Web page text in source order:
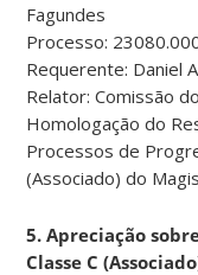
Fagundes
Processo:
Requerente: Daniel
Relator: Comissão
Homologação do
Processos de
(Associado) do
5. Apreciação
Classe C